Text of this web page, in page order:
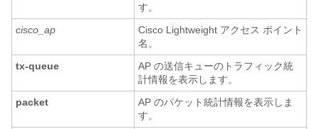
す。
cisco_ap
Cisco Lightweight アクセス ポイント
名。
tx-queue
AP の送信キューのトラフィック統
計情報を表示します。
packet
AP のパケット統計情報を表示しま
す。